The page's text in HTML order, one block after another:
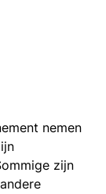
nemen
zijn